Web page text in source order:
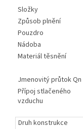
Složky
Způsob plnění
Pouzdro
Nádoba
Materiál těsnění
Jmenovitý průtok Qn
Přípoj stlačeného
vzduchu
Druh konstrukce